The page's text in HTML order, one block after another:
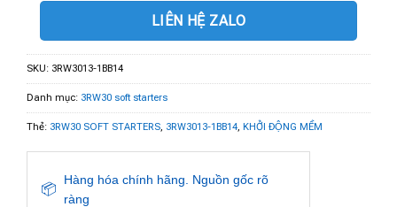
LIÊN HỆ ZALO
SKU: 3RW3013-1BB14
Danh mục: 3RW30 soft starters
Thẻ: 3RW30 SOFT STARTERS, 3RW3013-1BB14, KHỞI ĐỘNG MỀM
📦
Hàng hóa chính hãng. Nguồn gốc rõ
ràng